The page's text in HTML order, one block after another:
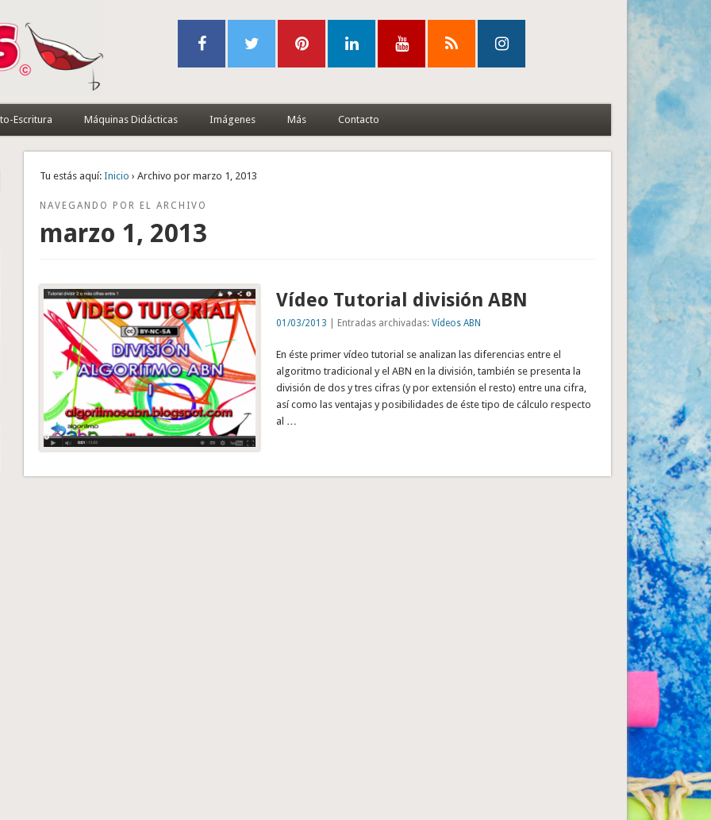
Escritura Máquinas Didácticas Imágenes Más Contacto
Tu estás aquí: Inicio › Archivo por marzo 1, 2013
NAVEGANDO POR EL ARCHIVO
marzo 1, 2013
Vídeo Tutorial división ABN
01/03/2013 | Entradas archivadas: Vídeos ABN
En éste primer vídeo tutorial se analizan las diferencias entre el
algoritmo tradicional y el ABN en la división, también se presenta la
división de dos y tres cifras (y por extensión el resto) entre una cifra,
así como las ventajas y posibilidades de éste tipo de cálculo respecto
al …